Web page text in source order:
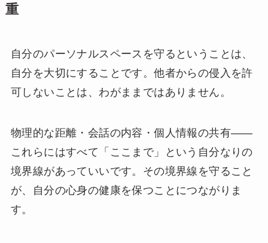
重
自分のパーソナルスペースを守るということは、
自分を大切にすることです。他者からの侵入を許
可しないことは、わがままではありません。
物理的な距離・会話の内容・個人情報の共有——
これらにはすべて「ここまで」という自分なりの
境界線があっていいです。その境界線を守ること
が、自分の心身の健康を保つことにつながりま
す。